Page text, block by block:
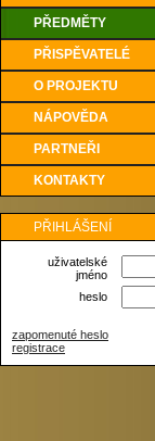
PŘEDMĚTY
PŘISPĚVATELÉ
O PROJEKTU
NÁPOVĚDA
PARTNEŘI
KONTAKTY
PŘIHLÁŠENÍ
uživatelské
jméno
heslo
zapomenuté heslo
registrace